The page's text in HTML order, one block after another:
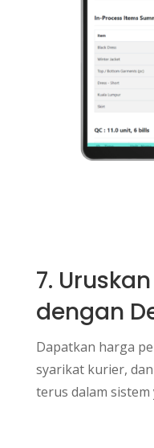
7.
dengan
Dapatkan harga
syarikat kurier,
terus dalam sistem